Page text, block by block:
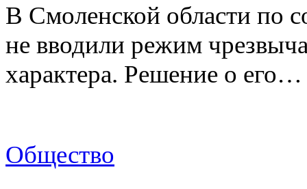
В Смоленской области по
не вводили режим
характера. Решение о его…
Общество